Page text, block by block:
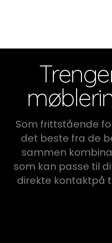
Som frittstående
det beste fra de
sammen
som kan passe til
direkte kontaktpå